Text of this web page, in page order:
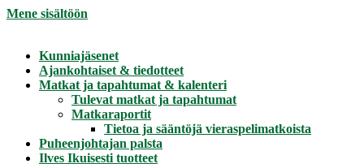
Mene sisältöön
Kunniajäsenet
Ajankohtaiset & tiedotteet
Matkat ja tapahtumat & kalenteri
Tulevat matkat ja tapahtumat
Matkaraportit
Tietoa ja sääntöjä vieraspelimatkoista
Puheenjohtajan palsta
Ilves Ikuisesti tuotteet